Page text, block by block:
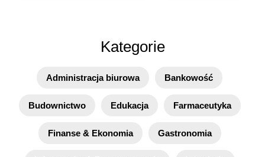
Kategorie
Administracja biurowa Bankowość
Budownictwo Edukacja Farmaceutyka
Finanse & Ekonomia Gastronomia